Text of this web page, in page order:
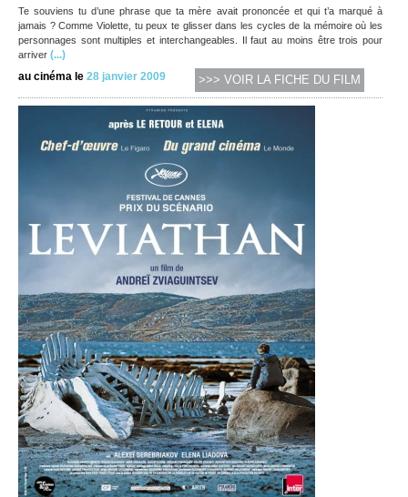
Te souviens tu d’une phrase que ta mère avait prononcée et qui t’a marqué à
jamais ? Comme Violette, tu peux te glisser dans les cycles de la mémoire où les
personnages sont multiples et interchangeables. Il faut au moins être trois pour
arriver (...)
au cinéma le 28 janvier 2009 >>> VOIR LA FICHE DU FILM